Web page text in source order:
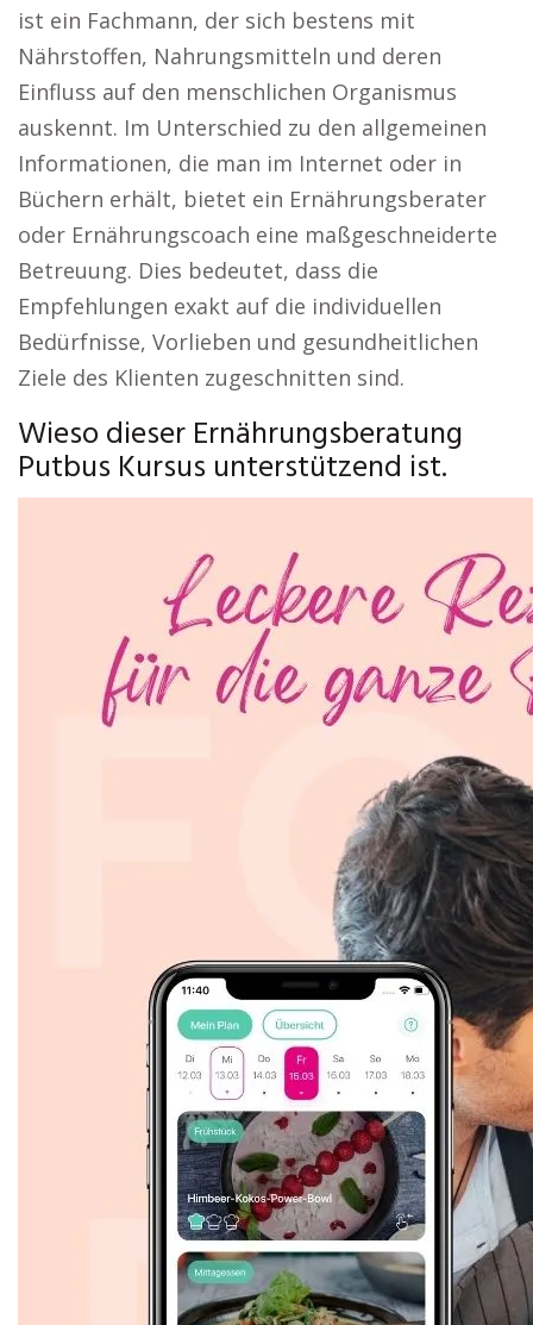
ist ein Fachmann, der sich bestens mit
Nährstoffen, Nahrungsmitteln und deren
Einfluss auf den menschlichen Organismus
auskennt. Im Unterschied zu den allgemeinen
Informationen, die man im Internet oder in
Büchern erhält, bietet ein Ernährungsberater
oder Ernährungscoach eine maßgeschneiderte
Betreuung. Dies bedeutet, dass die
Empfehlungen exakt auf die individuellen
Bedürfnisse, Vorlieben und gesundheitlichen
Ziele des Klienten zugeschnitten sind.
Wieso dieser Ernährungsberatung
Putbus Kursus unterstützend ist.